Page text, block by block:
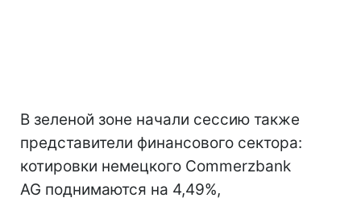
В зеленой зоне начали сессию также
представители финансового сектора:
котировки немецкого Commerzbank
AG поднимаются на 4,49%,